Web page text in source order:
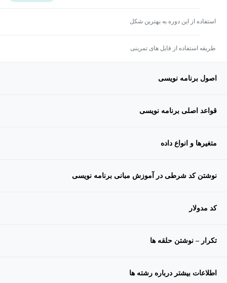
استفاده از این دوره به بهترین شکل
طریقه استفاده از فایل های تمرینی
اصول برنامه نویسی
قواعد اصلی برنامه نویسی
متغیرها و انواع داده
نوشتن کد شرطی در آموزش مبانی برنامه نویسی
کد مدولار
تکرار – نوشتن حلقه ها
اطلاعات بیشتر درباره رشته ها